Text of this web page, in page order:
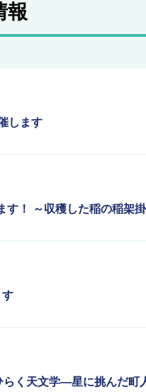
報
します
す！ ～収穫した稲の稲架
す
く天文学―星に挑んだ町